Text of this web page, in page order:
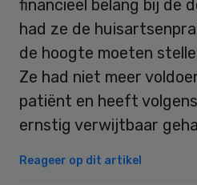
financieel belang bij de
had ze de
de hoogte moeten
Ze had niet meer
patiënt en heeft
ernstig verwijtbaar
Reageer op dit artikel